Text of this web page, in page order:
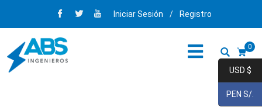
Iniciar Sesión / Registro
0
USD $
PEN S/.